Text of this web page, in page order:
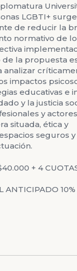
LGBTI+
de reducir la
normativo de
de la propuesta
impactos
educativas e
y la justicia
y
situada, ética y
seguros
+ 4
ANTICIPADO 10%